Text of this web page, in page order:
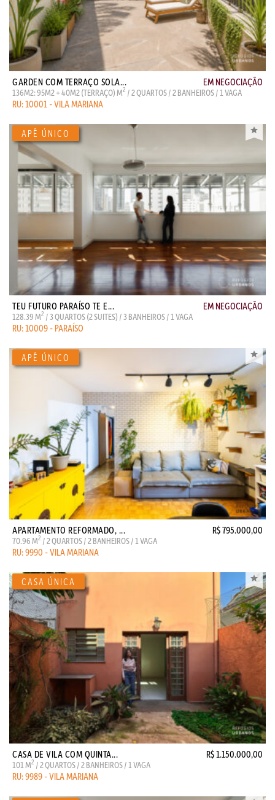
GARDEN COM TERRAÇO SOLA... EM NEGOCIAÇÃO
136M2: 95M2 + 40M2 (TERRAÇO) M2 / 2 QUARTOS / 2 BANHEIROS / 1 VAGA
RU: 10001 - VILA MARIANA
TEU FUTURO PARAÍSO TE E... EM NEGOCIAÇÃO
128.39 M2 / 3 QUARTOS (2 SUITES) / 3 BANHEIROS / 1 VAGA
RU: 10009 - PARAÍSO
APARTAMENTO REFORMADO, ... R$ 795.000,00
70.96 M2 / 2 QUARTOS / 2 BANHEIROS / 1 VAGA
RU: 9990 - VILA MARIANA
CASA DE VILA COM QUINTA... R$ 1.150.000,00
101 M2 / 2 QUARTOS / 2 BANHEIROS / 1 VAGA
RU: 9989 - VILA MARIANA